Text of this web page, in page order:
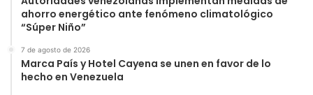
ahorro energético ante fenómeno climatológico
“Súper Niño”
7 de agosto de 2026
Marca País y Hotel Cayena se unen en favor de lo
hecho en Venezuela